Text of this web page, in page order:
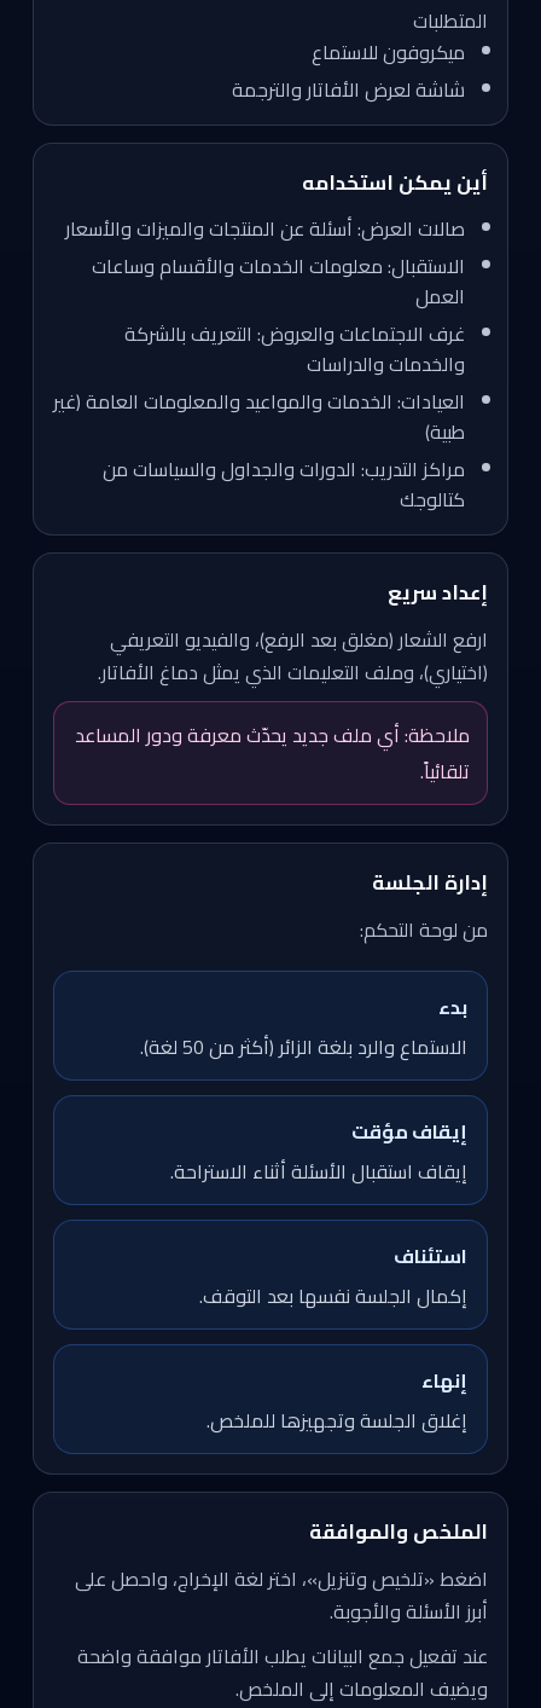
المتطلبات
ميكروفون للاستماع
شاشة لعرض الأفاتار والترجمة
أين يمكن استخدامه
صالات العرض: أسئلة عن المنتجات والميزات والأسعار
الاستقبال: معلومات الخدمات والأقسام وساعات
العمل
غرف الاجتماعات والعروض: التعريف بالشركة
والخدمات والدراسات
العيادات: الخدمات والمواعيد والمعلومات العامة (غير
طبية)
مراكز التدريب: الدورات والجداول والسياسات من
كتالوجك
إعداد سريع
ارفع الشعار (مغلق بعد الرفع)، والفيديو التعريفي
(اختياري)، وملف التعليمات الذي يمثل دماغ الأفاتار.
ملاحظة: أي ملف جديد يحدّث معرفة ودور المساعد
تلقائياً.
إدارة الجلسة
من لوحة التحكم:
بدء
الاستماع والرد بلغة الزائر (أكثر من 50 لغة).
إيقاف مؤقت
إيقاف استقبال الأسئلة أثناء الاستراحة.
استئناف
إكمال الجلسة نفسها بعد التوقف.
إنهاء
إغلاق الجلسة وتجهيزها للملخص.
الملخص والموافقة
اضغط «تلخيص وتنزيل»، اختر لغة الإخراج، واحصل على
أبرز الأسئلة والأجوبة.
عند تفعيل جمع البيانات يطلب الأفاتار موافقة واضحة
ويضيف المعلومات إلى الملخص.